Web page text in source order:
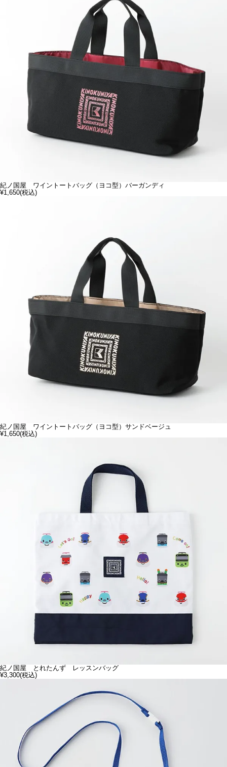
紀ノ国屋 ワイントートバッグ（ヨコ型）バーガンディ
¥1,650(税込)
紀ノ国屋 ワイントートバッグ（ヨコ型）サンドベージュ
¥1,650(税込)
紀ノ国屋 とれたんず レッスンバッグ
¥3,300(税込)